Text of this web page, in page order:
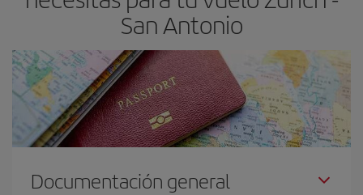
San Antonio
Documentación general